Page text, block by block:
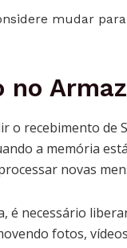
mudar
no
o recebimento de
a memória
novas
é necessário
fotos,